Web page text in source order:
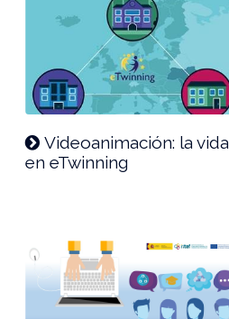
Videoanimación: la vida
en eTwinning